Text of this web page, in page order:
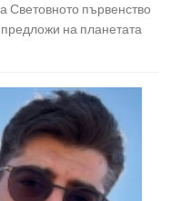
Световното първенство
на планетата